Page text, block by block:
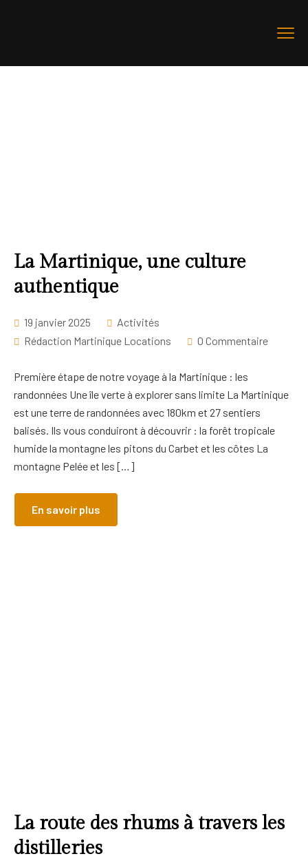
La Martinique, une culture
authentique
19 janvier 2025
Activités
Rédaction Martinique Locations
0 Commentaire
Première étape de notre voyage à la Martinique : les
randonnées Une île verte à explorer sans limite La Martinique
est une terre de randonnées avec 180km et 27 sentiers
balisés. Ils vous conduiront à découvrir : la forêt tropicale
humide la montagne les pitons du Carbet et les côtes La
montagne Pelée et les […]
En savoir plus
La route des rhums à travers les
distilleries